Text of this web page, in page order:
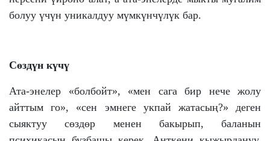
болуу үчүн уникалдуу мүмкүнчүлүк бар.
Сөздүн күчү
Ата-энелер «болбойт», «мен сага бир нече жолу
айттым го», «сен эмнеге укпай жатасың?» деген
сыяктуу сөздөр менен бакырып, баланын